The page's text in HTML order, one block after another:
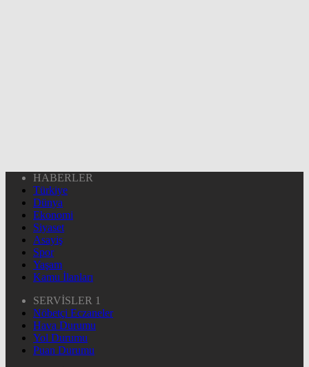
HABERLER
Türkiye
Dünya
Ekonomi
Siyaset
Asayiş
Spor
Yaşam
Kamu İlanları
SERVİSLER 1
Nöbetçi Eczaneler
Hava Durumu
Yol Durumu
Puan Durumu